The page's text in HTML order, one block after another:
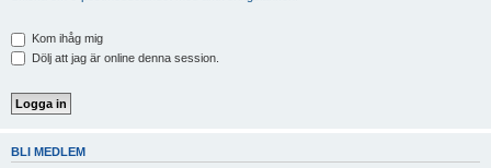
Kom ihåg mig
Dölj att jag är online denna session.
BLI MEDLEM